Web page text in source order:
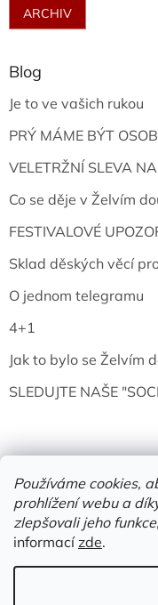
Používáme cookies,
prohlížení webu a
zlepšovali jeho
informacízde.
ARCHIV
Blog
Je to ve vašich rukou
PRÝ MÁME BÝT
VELETRŽNÍ SLEVA
Co se děje v Želvím
FESTIVALOVÉ
Sklad děských věcí
O jednom telegramu
4+1
Jak to bylo se Želvím
SLEDUJTE NAŠE